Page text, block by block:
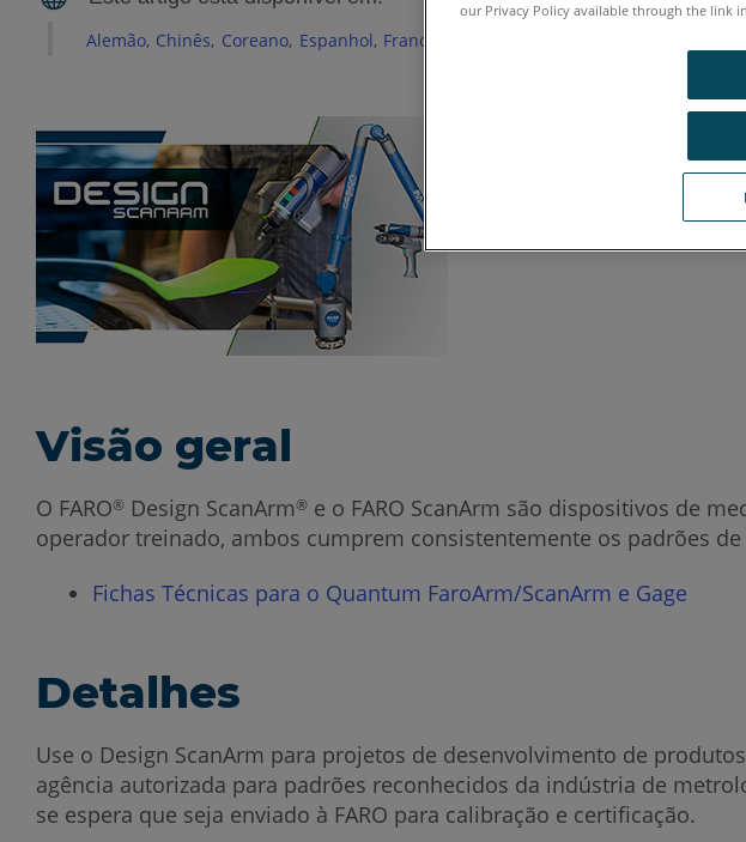
Alemão Chinês Coreano Espanhol Francês
Visão geral
O FARO® Design ScanArm® e o FARO ScanArm são dispositivos de
operador treinado, ambos cumprem consistentemente os padrões
Fichas Técnicas para o Quantum FaroArm/ScanArm e Gage
Detalhes
Use o Design ScanArm para projetos de desenvolvimento de
agência autorizada para padrões reconhecidos da indústria de
se espera que seja enviado à FARO para calibração e certificação.
our Privacy Policy available through the link